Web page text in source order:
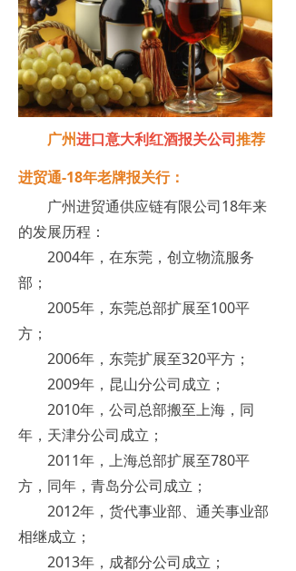
广州进口意大利红酒报关公司推荐
进贸通-18年老牌报关行：
广州进贸通供应链有限公司18年来
的发展历程：
2004年，在东莞，创立物流服务
部；
2005年，东莞总部扩展至100平
方；
2006年，东莞扩展至320平方；
2009年，昆山分公司成立；
2010年，公司总部搬至上海，同
年，天津分公司成立；
2011年，上海总部扩展至780平
方，同年，青岛分公司成立；
2012年，货代事业部、通关事业部
相继成立；
2013年，成都分公司成立；